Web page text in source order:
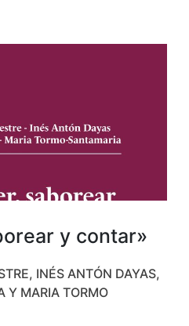
y contar»
INÉS ANTÓN DAYAS,
Y MARIA TORMO